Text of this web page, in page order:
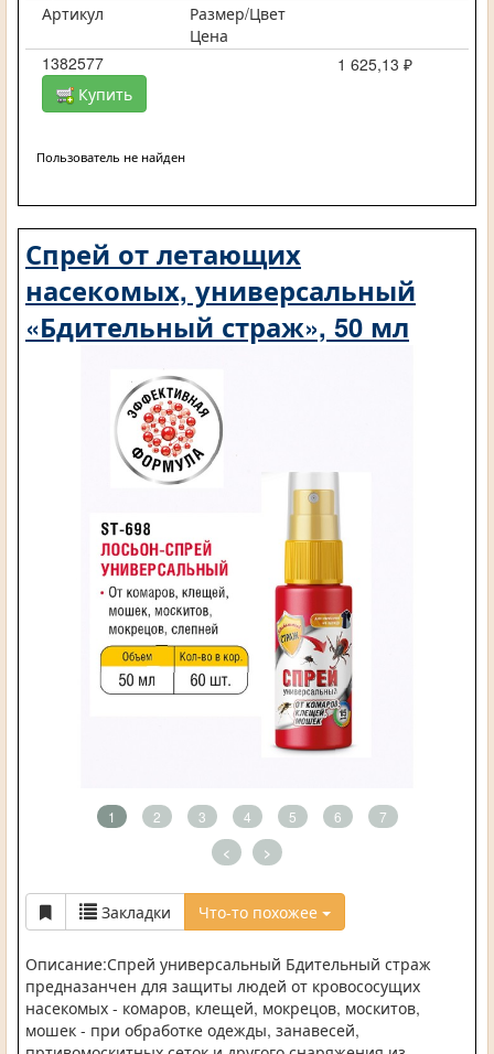
Артикул
Размер/Цвет
Цена
1382577
1 625,13 ₽
Купить
Пользователь не найден
Спрей от летающих
насекомых, универсальный
«Бдительный страж», 50 мл
1 2 3 4 5 6 7
< >
Закладки Что-то похожее
Описание:Спрей универсальный Бдительный страж
предназанчен для защиты людей от кровососущих
насекомых - комаров, клещей, мокрецов, москитов,
мошек - при обработке одежды, занавесей,